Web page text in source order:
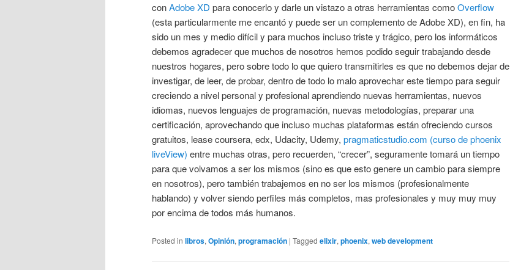
conAdobe XD para conocerlo y darle un vistazo a otras herramientas comoOverflow
(esta particularmente me encantó y puede ser un complemento de Adobe XD), en fin, ha
sido un mes y medio difícil y para muchos incluso triste y trágico, pero los informáticos
debemos agradecer que muchos de nosotros hemos podido seguir trabajando desde
nuestros hogares, pero sobre todo lo que quiero transmitirles es que no debemos dejar de
investigar, de leer, de probar, dentro de todo lo malo aprovechar este tiempo para seguir
creciendo a nivel personal y profesional aprendiendo nuevas herramientas, nuevos
idiomas, nuevos lenguajes de programación, nuevas metodologías, preparar una
certificación, aprovechando que incluso muchas plataformas están ofreciendo cursos
gratuitos, lease coursera, edx, Udacity, Udemy, pragmaticstudio.com (curso de phoenix
liveView) entre muchas otras, pero recuerden, “crecer”, seguramente tomará un tiempo
para que volvamos a ser los mismos (sino es que esto genere un cambio para siempre
en nosotros), pero también trabajemos en no ser los mismos (profesionalmente
hablando) y volver siendo perfiles más completos, mas profesionales y muy muy muy
por encima de todos más humanos.
Posted in libros, Opinión, programación | Tagged elixir, phoenix, web development